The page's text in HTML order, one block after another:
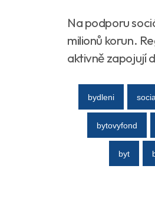
Na podporu
milionů korun.
aktivně zapojují
bydleni
bytovyfond
byt